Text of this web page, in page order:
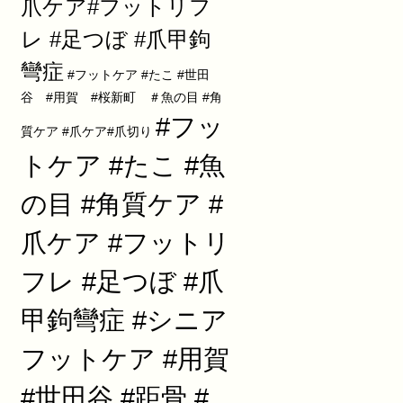
爪ケア#フットリフ
レ #足つぼ #爪甲鉤
彎症 #フットケア #たこ #世田
谷 #用賀 #桜新町 ＃魚の目 #角
質ケア #爪ケア#爪切り #フッ
トケア #たこ #魚
の目 #角質ケア #
爪ケア #フットリ
フレ #足つぼ #爪
甲鉤彎症 #シニア
フットケア #用賀